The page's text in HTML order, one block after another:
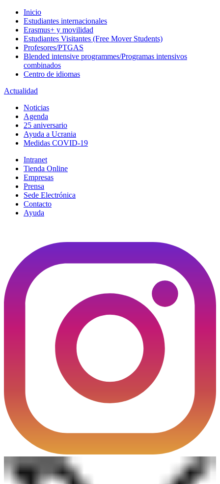
Inicio
Estudiantes internacionales
Erasmus+ y movilidad
Estudiantes Visitantes (Free Mover Students)
Profesores/PTGAS
Blended intensive programmes/Programas intensivos
combinados
Centro de idiomas
Actualidad
Noticias
Agenda
25 aniversario
Ayuda a Ucrania
Medidas COVID-19
Intranet
Tienda Online
Empresas
Prensa
Sede Electrónica
Contacto
Ayuda